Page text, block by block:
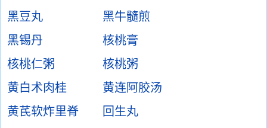
黑豆丸
黑牛髓煎
黑锡丹
核桃膏
核桃仁粥
核桃粥
黄白术肉桂
黄连阿胶汤
黄芪软炸里脊
回生丸